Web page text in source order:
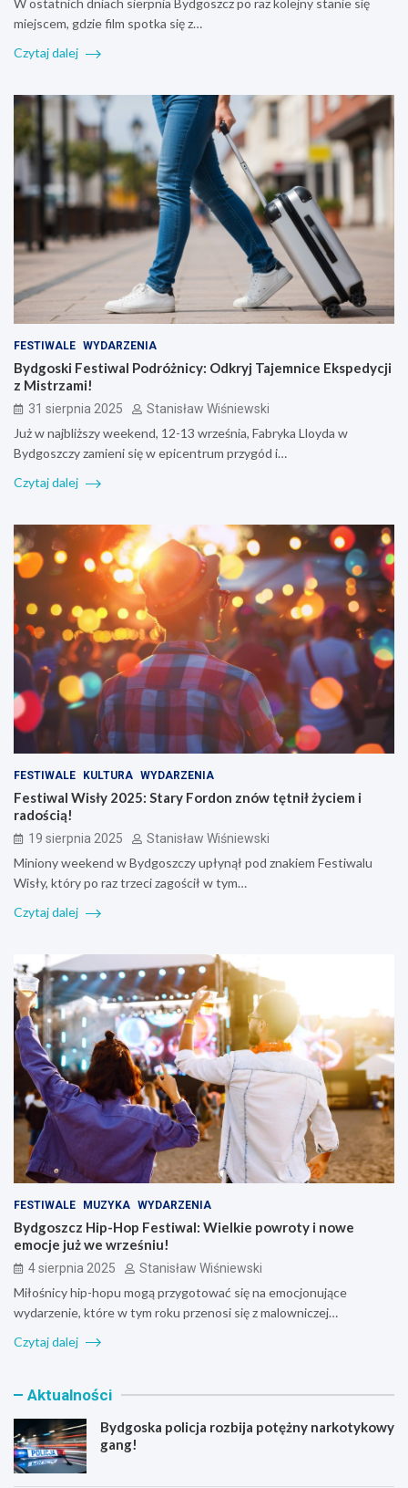
W ostatnich dniach sierpnia Bydgoszcz po raz kolejny stanie się
miejscem, gdzie film spotka się z…
Czytaj dalej
FESTIWALE WYDARZENIA
Bydgoski Festiwal Podróżnicy: Odkryj Tajemnice Ekspedycji
z Mistrzami!
31 sierpnia 2025 Stanisław Wiśniewski
Już w najbliższy weekend, 12-13 września, Fabryka Lloyda w
Bydgoszczy zamieni się w epicentrum przygód i…
Czytaj dalej
FESTIWALE KULTURA WYDARZENIA
Festiwal Wisły 2025: Stary Fordon znów tętnił życiem i
radością!
19 sierpnia 2025 Stanisław Wiśniewski
Miniony weekend w Bydgoszczy upłynął pod znakiem Festiwalu
Wisły, który po raz trzeci zagościł w tym…
Czytaj dalej
FESTIWALE MUZYKA WYDARZENIA
Bydgoszcz Hip-Hop Festiwal: Wielkie powroty i nowe
emocje już we wrześniu!
4 sierpnia 2025 Stanisław Wiśniewski
Miłośnicy hip-hopu mogą przygotować się na emocjonujące
wydarzenie, które w tym roku przenosi się z malowniczej…
Czytaj dalej
Aktualności
Bydgoska policja rozbija potężny narkotykowy
gang!